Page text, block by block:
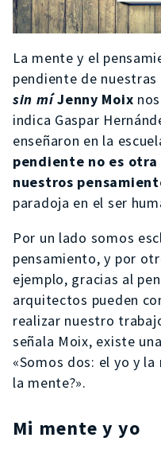
La mente y el
pendiente de nuestras
sin mí Jenny Moix
indica Gaspar
enseñaron en la
pendiente no es
nuestros
paradoja en el ser
Por un lado somos
pensamiento, y por
ejemplo, gracias al
arquitectos pueden
realizar nuestro
señala Moix, existe
«Somos dos: el yo y
la mente?».
Mi mente y yo